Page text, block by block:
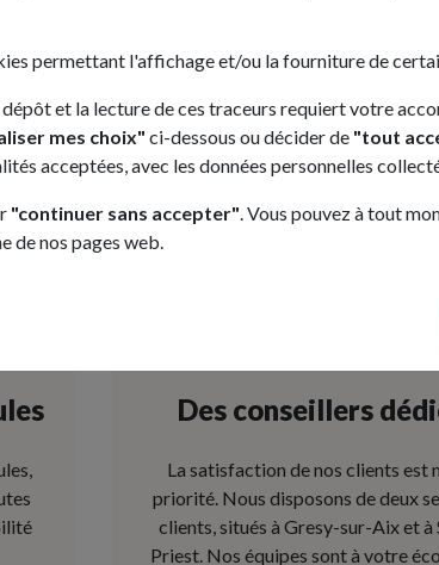
permettant l'affichage et/ou la fourniture de
et la lecture de ces traceurs requiert votre
mes choix" ci-dessous ou décider de "tout
acceptées, avec les données personnelles
"continuer sans accepter". Vous pouvez à tout
de nos pages web.
Les + de
Des conseillers
La satisfaction de nos clients est
priorité. Nous disposons de deux
clients, situés à Gresy-sur-Aix et à
Priest. Nos équipes sont à votre